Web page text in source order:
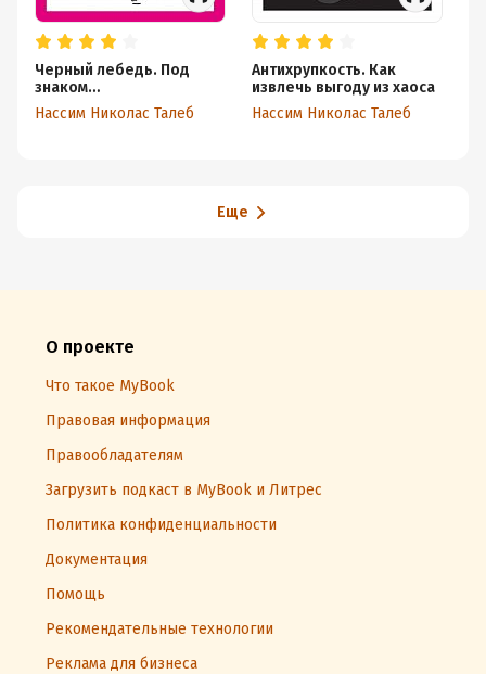
Черный лебедь. Под
знаком
непредсказуемости
Нассим Николас Талеб
Антихрупкость. Как
извлечь выгоду из хаоса
Нассим Николас Талеб
Еще
О проекте
Что такое MyBook
Правовая информация
Правообладателям
Загрузить подкаст в MyBook и Литрес
Политика конфиденциальности
Документация
Помощь
Рекомендательные технологии
Реклама для бизнеса